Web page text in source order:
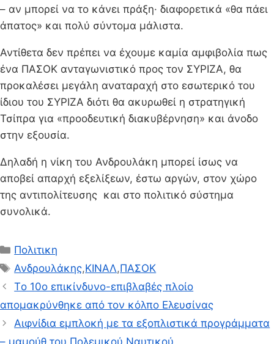
– αν μπορεί να το κάνει πράξη· διαφορετικά «θα πάει
άπατος» και πολύ σύντομα μάλιστα.
Αντίθετα δεν πρέπει να έχουμε καμία αμφιβολία πως
ένα ΠΑΣΟΚ ανταγωνιστικό προς τον ΣΥΡΙΖΑ, θα
προκαλέσει μεγάλη αναταραχή στο εσωτερικό του
ίδιου του ΣΥΡΙΖΑ διότι θα ακυρωθεί η στρατηγική
Τσίπρα για «προοδευτική διακυβέρνηση» και άνοδο
στην εξουσία.
Δηλαδή η νίκη του Ανδρουλάκη μπορεί ίσως να
αποβεί απαρχή εξελίξεων, έστω αργών, στον χώρο
της αντιπολίτευσης και στο πολιτικό σύστημα
συνολικά.
Κατηγορίες
Πολιτικη
Ετικέτες
Ανδρουλάκης,ΚΙΝΑΛ,ΠΑΣΟΚ
Tο 10o επικίνδυνο-επιβλαβές πλοίο
απομακρύνθηκε από τον κόλπο Ελευσίνας
Αιφνίδια εμπλοκή με τα εξοπλιστικά προγράμματα